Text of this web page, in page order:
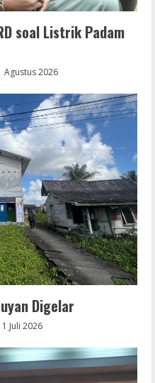
soal Listrik Padam
Agustus 2026
Digelar
Juli 2026